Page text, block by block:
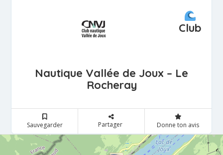
Club
Nautique Vallée de Joux – Le
Rocheray
Sauvegarder Partager Donne ton avis